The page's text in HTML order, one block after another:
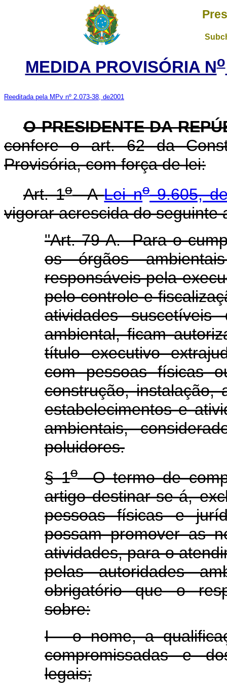
MEDIDA PROVISÓRIA No
Reeditada pela MPv nº 2.073-38, de2001
O PRESIDENTE DA
confere o art. 62 da
Provisória, com força de lei:
Art. 1oALei no9.605,
vigorar acrescida do seguinte
"Art. 79-A. Para o
os órgãos
responsáveis pela
pelo controle e
atividades
ambiental, ficam
título executivo
com pessoas físicas
construção, instalação,
estabelecimentos e
ambientais,
poluidores.
§ 1oO termo de
artigo destinar-se-á,
pessoas físicas e
possam promover as
atividades, para o
pelas autoridades
obrigatório que o
sobre:
I - o nome, a
compromissadas e
legais;